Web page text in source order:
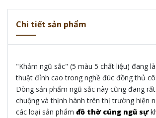
Chi tiết sản phẩm
"Khảm ngũ sắc" (5 màu 5 chất liệu) đang
thuật đỉnh cao trong nghề đúc đồng thủ
Dòng sản phẩm ngũ sắc này cũng đang
chuộng và thịnh hành trên thị trường hiện
các loại sản phẩm đồ thờ cúng ngũ sự